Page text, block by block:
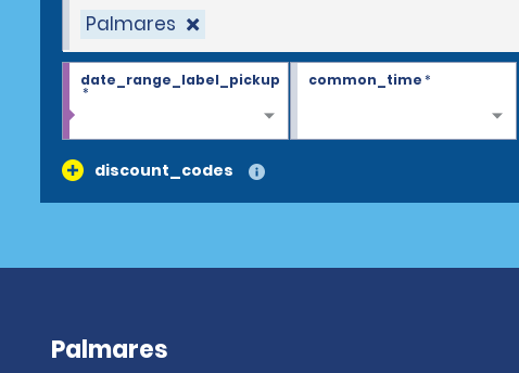
Palmares
date_range_label_pickup
*
common_time*
discount_codes
Palmares